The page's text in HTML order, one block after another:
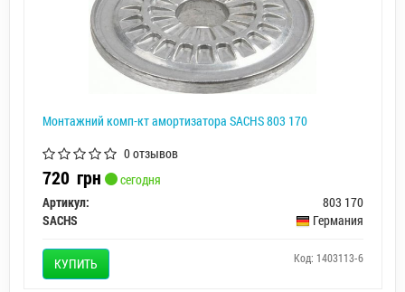
Монтажний комп-кт амортизатора SACHS 803 170
0 отзывов
720 грн
сегодня
Артикул:
803 170
SACHS
Германия
КУПИТЬ Код: 1403113-6